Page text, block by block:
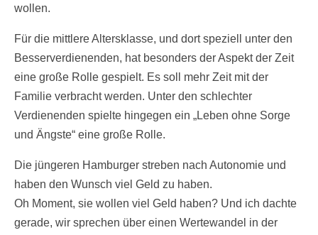
wollen.
Für die mittlere Altersklasse, und dort speziell unter den
Besserverdienenden, hat besonders der Aspekt der Zeit
eine große Rolle gespielt. Es soll mehr Zeit mit der
Familie verbracht werden. Unter den schlechter
Verdienenden spielte hingegen ein „Leben ohne Sorge
und Ängste“ eine große Rolle.
Die jüngeren Hamburger streben nach Autonomie und
haben den Wunsch viel Geld zu haben.
Oh Moment, sie wollen viel Geld haben? Und ich dachte
gerade, wir sprechen über einen Wertewandel in der